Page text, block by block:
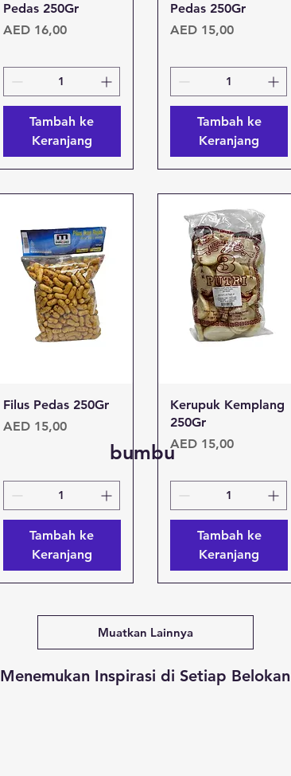
Pedas 250Gr
Harga
AED 16,00
Tambah ke
Keranjang
Pedas 250Gr
Harga
AED 15,00
Tambah ke
Keranjang
Tampilan Cepat
Filus Pedas 250Gr
Harga
AED 15,00
Tambah ke
Keranjang
Tampilan Cepat
Kerupuk Kemplang
250Gr
Harga
AED 15,00
Tambah ke
Keranjang
Muatkan Lainnya
bumbu
Menemukan Inspirasi di Setiap Belokan